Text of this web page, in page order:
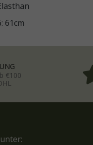
61cm
€100